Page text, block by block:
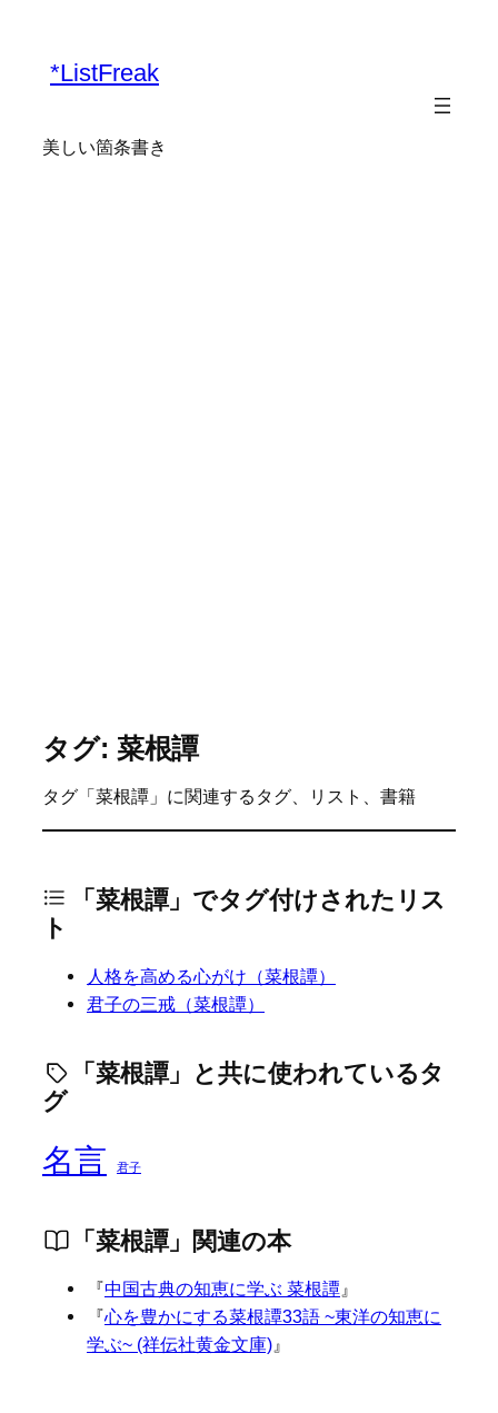
*ListFreak
美しい箇条書き
タグ: 菜根譚
タグ「菜根譚」に関連するタグ、リスト、書籍
「菜根譚」でタグ付けされたリス
ト
人格を高める心がけ（菜根譚）
君子の三戒（菜根譚）
「菜根譚」と共に使われているタ
グ
名言 君子
「菜根譚」関連の本
『中国古典の知恵に学ぶ 菜根譚 』
『心を豊かにする菜根譚33語 ~東洋の知恵に
学ぶ~ (祥伝社黄金文庫) 』